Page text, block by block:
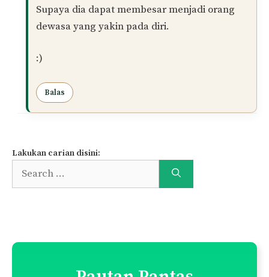
Supaya dia dapat membesar menjadi orang
dewasa yang yakin pada diri.
:)
Balas
Lakukan carian disini:
Search
for: